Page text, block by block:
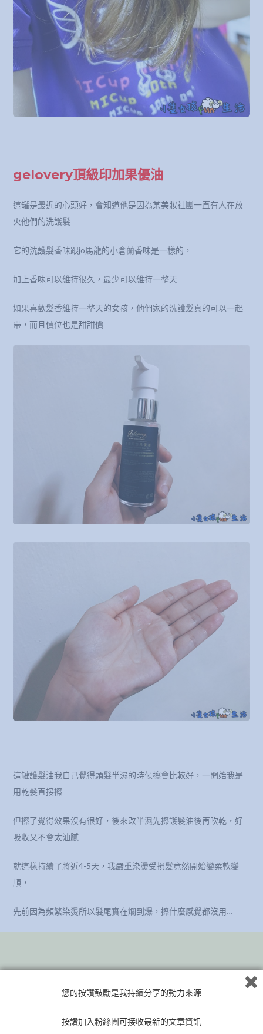
gelovery頂級印加果優油
這罐是最近的心頭好，會知道他是因為某美妝社團一直有人在放
火他們的洗護髮
它的洗護髮香味跟jo馬龍的小倉蘭香味是一樣的，
加上香味可以維持很久，最少可以維持一整天
如果喜歡髮香維持一整天的女孩，他們家的洗護髮真的可以一起
帶，而且價位也是甜甜價
這罐護髮油我自己覺得頭髮半濕的時候擦會比較好，一開始我是
用乾髮直接擦
但擦了覺得效果沒有很好，後來改半濕先擦護髮油後再吹乾，好
吸收又不會太油膩
就這樣持續了將近4-5天，我嚴重染燙受損髮竟然開始變柔軟變
順，
先前因為頻繁染燙所以髮尾實在爛到爆，擦什麼感覺都沒用…
您的按讚鼓勵是我持續分享的動力來源
按讚加入粉絲團可接收最新的文章資訊